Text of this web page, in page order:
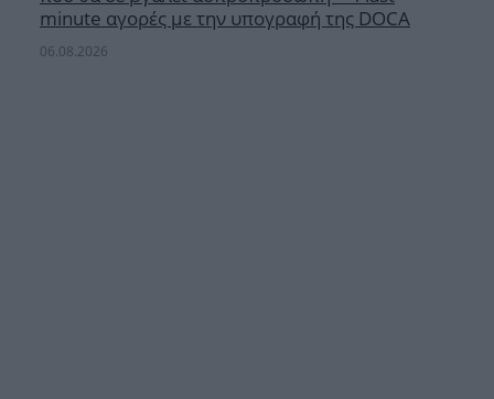
minute αγορές με την υπογραφή της DOCA
06.08.2026